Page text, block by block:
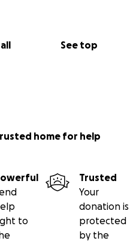
See top
home for help
to
Trusted
Your
donation is
protected
by the